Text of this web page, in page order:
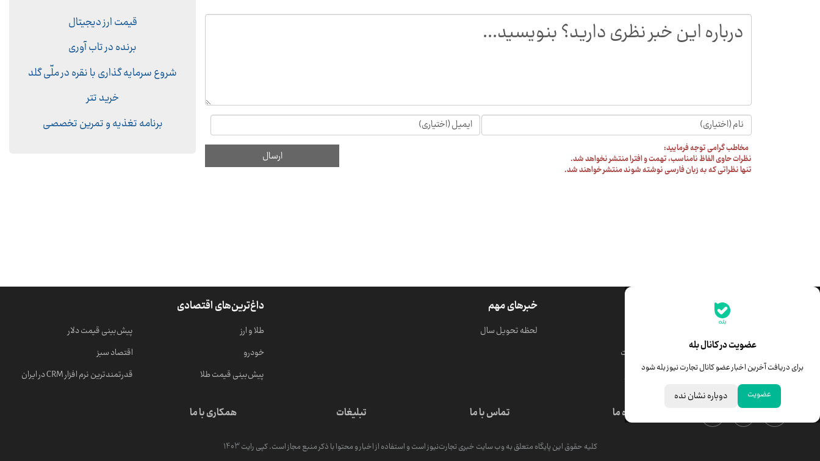
مخاطب گرامی توجه فرمایید:
نظرات حاوی الفاظ نامناسب، تهمت و افترا منتشر نخواهد شد.
تنها نظراتی که به زبان فارسی نوشته شوند منتشر خواهند شد.
قیمت ارز دیجیتال
برنده در تاب آوری
شروع سرمایه گذاری با نقره در ملّی گلد
خرید تتر
برنامه تغذیه و تمرین تخصصی
عضویت در کانال بله
برای دریافت آخرین اخبار عضو کانال تجارت نیوز بله شود
عضویت دوباره نشان نده
قیمت سکه امامی
قیمت درهم امارات
ابزار تبدیل نرخ ارز
خبرهای مهم
لحظه تحویل سال
داغ‌ترین‌های اقتصادی
طلا و ارز
خودرو
پیش‌بینی قیمت طلا
پیش‌بینی قیمت دلار
اقتصاد سبز
قدرتمندترین نرم‌ افزار CRM در ایران
درباره ما تماس با ما تبلیغات همکاری با ما
کلیه حقوق این پایگاه متعلق به وب سایت خبری تجارت‌نیوز است و استفاده از اخبار و محتوا با ذکر منبع مجاز است. کپی رایت 1403